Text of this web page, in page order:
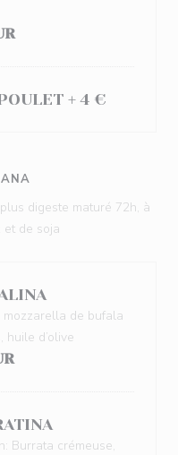
+ 4 €
digeste maturé 72h, à
et de soja
mozzarella de bufala
huile d’olive
Burrata crémeuse,